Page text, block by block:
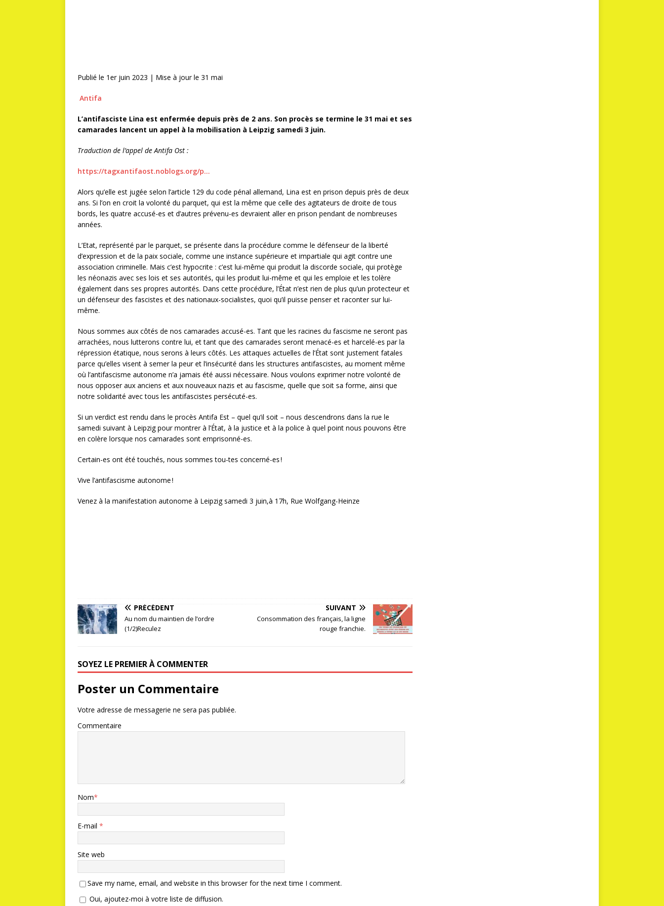
Publié le 1er juin 2023 | Mise à jour le 31 mai
Antifa
L’antifasciste Lina est enfermée depuis près de 2 ans. Son procès se termine le 31 mai et ses
camarades lancent un appel à la mobilisation à Leipzig samedi 3 juin.
Traduction de l’appel de Antifa Ost :
https://tagxantifaost.noblogs.org/p…
Alors qu’elle est jugée selon l’article 129 du code pénal allemand, Lina est en prison depuis près de deux
ans. Si l’on en croit la volonté du parquet, qui est la même que celle des agitateurs de droite de tous
bords, les quatre accusé-es et d’autres prévenu-es devraient aller en prison pendant de nombreuses
années.
L’Etat, représenté par le parquet, se présente dans la procédure comme le défenseur de la liberté
d’expression et de la paix sociale, comme une instance supérieure et impartiale qui agit contre une
association criminelle. Mais c’est hypocrite : c’est lui-même qui produit la discorde sociale, qui protège
les néonazis avec ses lois et ses autorités, qui les produit lui-même et qui les emploie et les tolère
également dans ses propres autorités. Dans cette procédure, l’État n’est rien de plus qu’un protecteur et
un défenseur des fascistes et des nationaux-socialistes, quoi qu’il puisse penser et raconter sur lui-
même.
Nous sommes aux côtés de nos camarades accusé-es. Tant que les racines du fascisme ne seront pas
arrachées, nous lutterons contre lui, et tant que des camarades seront menacé-es et harcelé-es par la
répression étatique, nous serons à leurs côtés. Les attaques actuelles de l’État sont justement fatales
parce qu’elles visent à semer la peur et l’insécurité dans les structures antifascistes, au moment même
où l’antifascisme autonome n’a jamais été aussi nécessaire. Nous voulons exprimer notre volonté de
nous opposer aux anciens et aux nouveaux nazis et au fascisme, quelle que soit sa forme, ainsi que
notre solidarité avec tous les antifascistes persécuté-es.
Si un verdict est rendu dans le procès Antifa Est – quel qu’il soit – nous descendrons dans la rue le
samedi suivant à Leipzig pour montrer à l’État, à la justice et à la police à quel point nous pouvons être
en colère lorsque nos camarades sont emprisonné-es.
Certain-es ont été touchés, nous sommes tou-tes concerné-es!
Vive l’antifascisme autonome!
Venez à la manifestation autonome à Leipzig samedi 3 juin,à 17h, Rue Wolfgang-Heinze
PRÉCÉDENT
Au nom du maintien de l’ordre
(1/2)Reculez
SUIVANT
Consommation des français, la ligne
rouge franchie.
SOYEZ LE PREMIER À COMMENTER
Poster un Commentaire
Votre adresse de messagerie ne sera pas publiée.
Commentaire
Nom*
E-mail *
Site web
Save my name, email, and website in this browser for the next time I comment.
Oui, ajoutez-moi à votre liste de diffusion.